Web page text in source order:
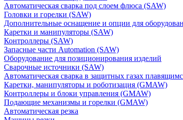
Автоматическая сварка под слоем флюса (SAW)
Головки и горелки (SAW)
Дополнительные оснащение и опции для
Каретки и манипуляторы (SAW)
Контроллеры (SAW)
Запасные части Automation (SAW)
Оборудование для позиционирования изделий
Сварочные источники (SAW)
Автоматическая сварка в защитных газах
Каретки, манипуляторы и роботизация (GMAW)
Контроллеры и блоки управления (GMAW)
Подающие механизмы и горелки (GMAW)
Автоматическая резка